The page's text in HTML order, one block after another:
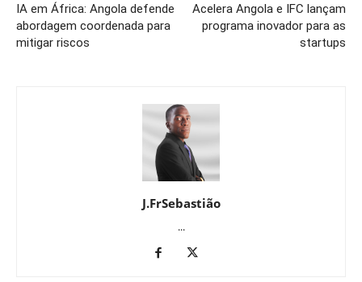
IA em África: Angola defende
abordagem coordenada para
mitigar riscos
Acelera Angola e IFC lançam
programa inovador para as
startups
J.FrSebastião
...